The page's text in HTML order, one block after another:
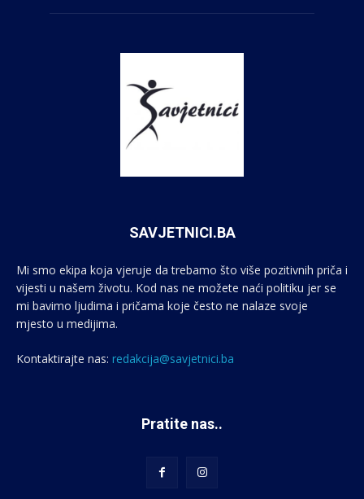
SAVJETNICI.BA
Mi smo ekipa koja vjeruje da trebamo što više pozitivnih priča i
vijesti u našem životu. Kod nas ne možete naći politiku jer se
mi bavimo ljudima i pričama koje često ne nalaze svoje
mjesto u medijima.
Kontaktirajte nas: redakcija@savjetnici.ba
Pratite nas..